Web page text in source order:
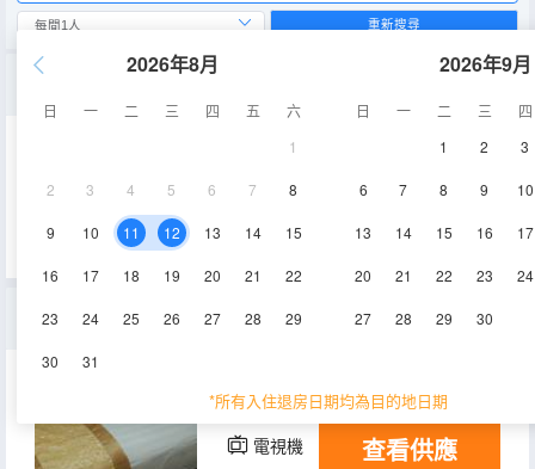
2026年8月
日 一 二 三 四 五
六
1
2 3 4 5 6 7 8
9 10 11 12 13 14 15
16 17 18 19 20 21 22
23 24 25 26 27 28 29
30 31
2026年9月
日 一 二 三
四
1
2 3
6 7 8 9 10
13 14 15 16 17
20 21 22 23 24
27 28 29 30
*所有入住退房日期均為目的地日期
重新搜尋
空調
單人間(公共衞浴)-無窗
6㎡ 2層 空調
電視機 查看供應